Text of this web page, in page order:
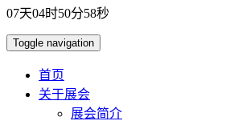
07天04时50分57秒
Toggle navigation
首页
关于展会
展会简介